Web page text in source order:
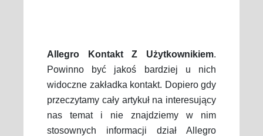
Allegro Kontakt Z Użytkownikiem.
Powinno być jakoś bardziej u nich
widoczne zakładka kontakt. Dopiero gdy
przeczytamy cały artykuł na interesujący
nas temat i nie znajdziemy w nim
stosownych informacji dział Allegro